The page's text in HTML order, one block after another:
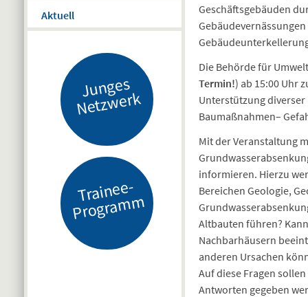
Aktuell
J
u
n
g
es
N
etz
w
er
k
Tr
ai
n
e
e-
Pr
o
gr
a
m
m
Geschäftsgebäuden
Die Behörde für
Termin!) ab 15:00 Uhr
Unterstützung diverser
Baumaßnahmen–
Mit der Veranstaltung
informieren. Hierzu
Bereichen Geologie,
Altbauten führen?
Nachbarhäusern
anderen Ursachen
Auf diese Fragen
Antworten gegeben